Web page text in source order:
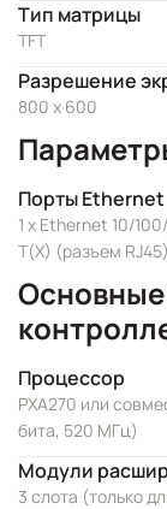
Тип матрицы
TFT
Разрешение
800 x 600
Порты Ethernet
1 x Ethernet 10/
T(X) (разъем RJ45)
Основные
Процессор
PXA270 или
бита, 520 МГц)
Модули
3 слота (только